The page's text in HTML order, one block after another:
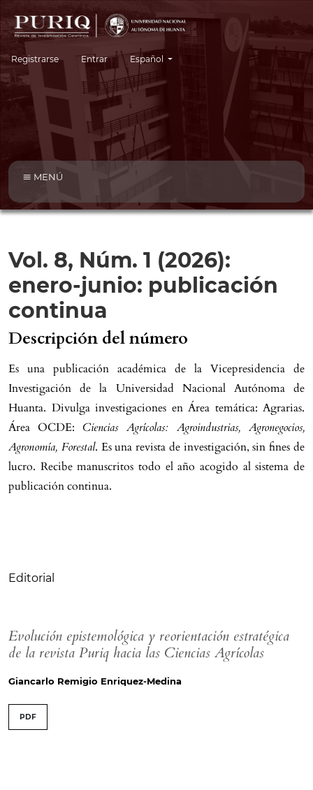
Registrarse Entrar Cambiar el idioma. El idioma actual es:
Español
MENÚ
Vol. 8, Núm. 1 (2026):
enero-junio: publicación
continua
Descripción del número
Es una publicación académica de la Vicepresidencia de
Investigación de la Universidad Nacional Autónoma de
Huanta. Divulga investigaciones en Área temática: Agrarias.
Área OCDE: Ciencias Agrícolas: Agroindustrias, Agronegocios,
Agronomía, Forestal. Es una revista de investigación, sin fines de
lucro. Recibe manuscritos todo el año acogido al sistema de
publicación continua.
Editorial
Evolución epistemológica y reorientación estratégica
de la revista Puriq hacia las Ciencias Agrícolas
Giancarlo Remigio Enriquez-Medina
PDF